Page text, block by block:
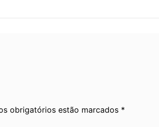
obrigatórios estão marcados *